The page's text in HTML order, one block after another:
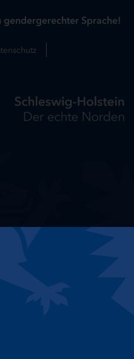
gendergerechter Sprache!